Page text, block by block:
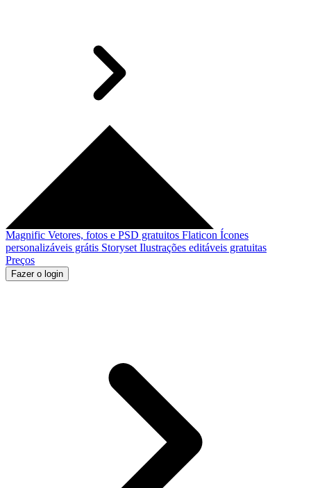
Magnific Vetores, fotos e PSD gratuitos Flaticon Ícones
personalizáveis grátis Storyset Ilustrações editáveis gratuitas
Preços
Fazer o login